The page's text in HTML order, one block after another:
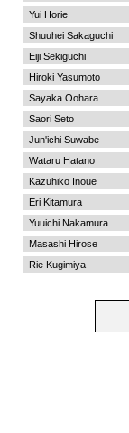
Yui Horie
Shuuhei Sakaguchi
Eiji Sekiguchi
Hiroki Yasumoto
Sayaka Oohara
Saori Seto
Jun'ichi Suwabe
Wataru Hatano
Kazuhiko Inoue
Eri Kitamura
Yuuichi Nakamura
Masashi Hirose
Rie Kugimiya